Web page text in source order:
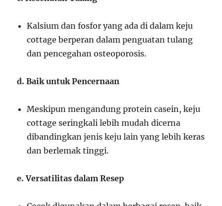
Kalsium dan fosfor yang ada di dalam keju
cottage berperan dalam penguatan tulang
dan pencegahan osteoporosis.
d. Baik untuk Pencernaan
Meskipun mengandung protein casein, keju
cottage seringkali lebih mudah dicerna
dibandingkan jenis keju lain yang lebih keras
dan berlemak tinggi.
e. Versatilitas dalam Resep